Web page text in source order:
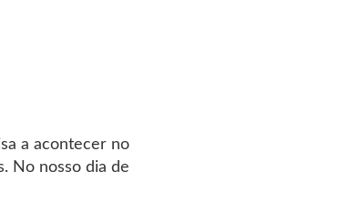
a acontecer no
No nosso dia de